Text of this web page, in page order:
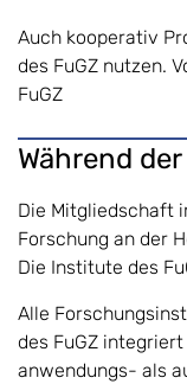
Auch kooperativ
des FuGZ nutzen.
FuGZ
Während
Die Mitgliedschaft
Forschung an der
Die Institute des
Alle
des FuGZ
anwendungs- als